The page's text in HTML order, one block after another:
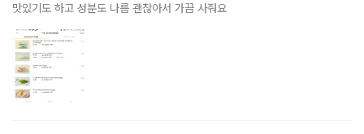
맛있기도 하고 성분도 나름 괜찮아서 가끔 사줘요